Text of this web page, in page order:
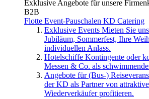
Exklusive Angebote für unsere
B2B
Flotte Event-Pauschalen KD Catering
Exklusive Events Mieten Sie
Jubiläum, Sommerfest, Ihre
individuellen Anlass.
Hotelschiffe Kontingente oder
Messen & Co. als
Angebote für (Bus-)
der KD als Partner von
Wiederverkäufer profitieren.